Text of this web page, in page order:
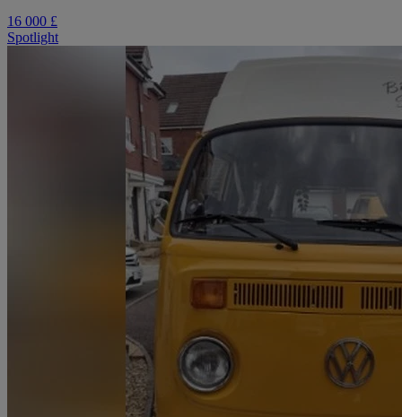
16 000 £
Spotlight